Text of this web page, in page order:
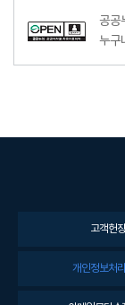
공공
누구
고객헌장
개인정보처